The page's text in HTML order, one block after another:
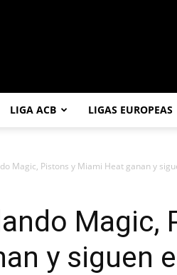
LIGA ACB LIGAS EUROPEAS
Magic, Pistons y Miami Heat ganan y
Magic,
y siguen